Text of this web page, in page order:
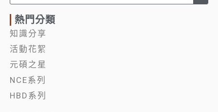
熱門分類
知識分享
活動花絮
元碩之星
NCE系列
HBD系列